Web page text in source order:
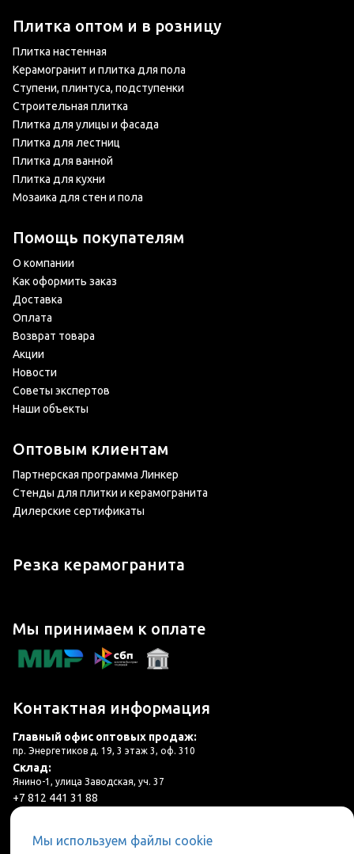
Плитка оптом и в розницу
Плитка настенная
Керамогранит и плитка для пола
Ступени, плинтуса, подступенки
Строительная плитка
Плитка для улицы и фасада
Плитка для лестниц
Плитка для ванной
Плитка для кухни
Мозаика для стен и пола
Помощь покупателям
О компании
Как оформить заказ
Доставка
Оплата
Возврат товара
Акции
Новости
Советы экспертов
Наши объекты
Оптовым клиентам
Партнерская программа Линкер
Стенды для плитки и керамогранита
Дилерские сертификаты
Резка керамогранита
Мы принимаем к оплате
Контактная информация
Главный офис оптовых продаж:
пр. Энергетиков д. 19, 3 этаж 3, оф. 310
Склад:
Янино-1, улица Заводская, уч. 37
+7 812 441 31 88
plitka@lincer.ru
Мы используем файлы cookie